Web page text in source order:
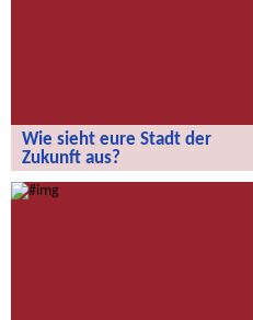
Wie sieht eure Stadt der
Zukunft aus?
Wie sieht eure Stadt der Zukunft aus?